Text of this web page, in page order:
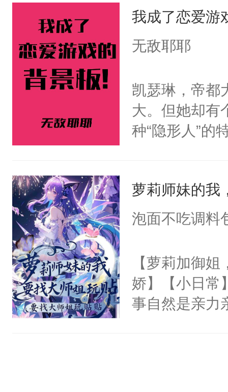
那天，有个师
澜却一脸疑
啊。”3.丹霓
反目成仇。丹
根。她的眼中
爱慕沈芸澜看
我成了恋爱游
无敌耶耶
凯瑟琳，帝都
大。但她却有
种“隐形人”的
来身处一个恋
道的背景板
飞的爱情故
丽丝，让她远
之手，导致故
心热狐狸×白
萝莉师妹的我
泡面不吃调料
【萝莉加御
娇】【小日常
事自然是亲力